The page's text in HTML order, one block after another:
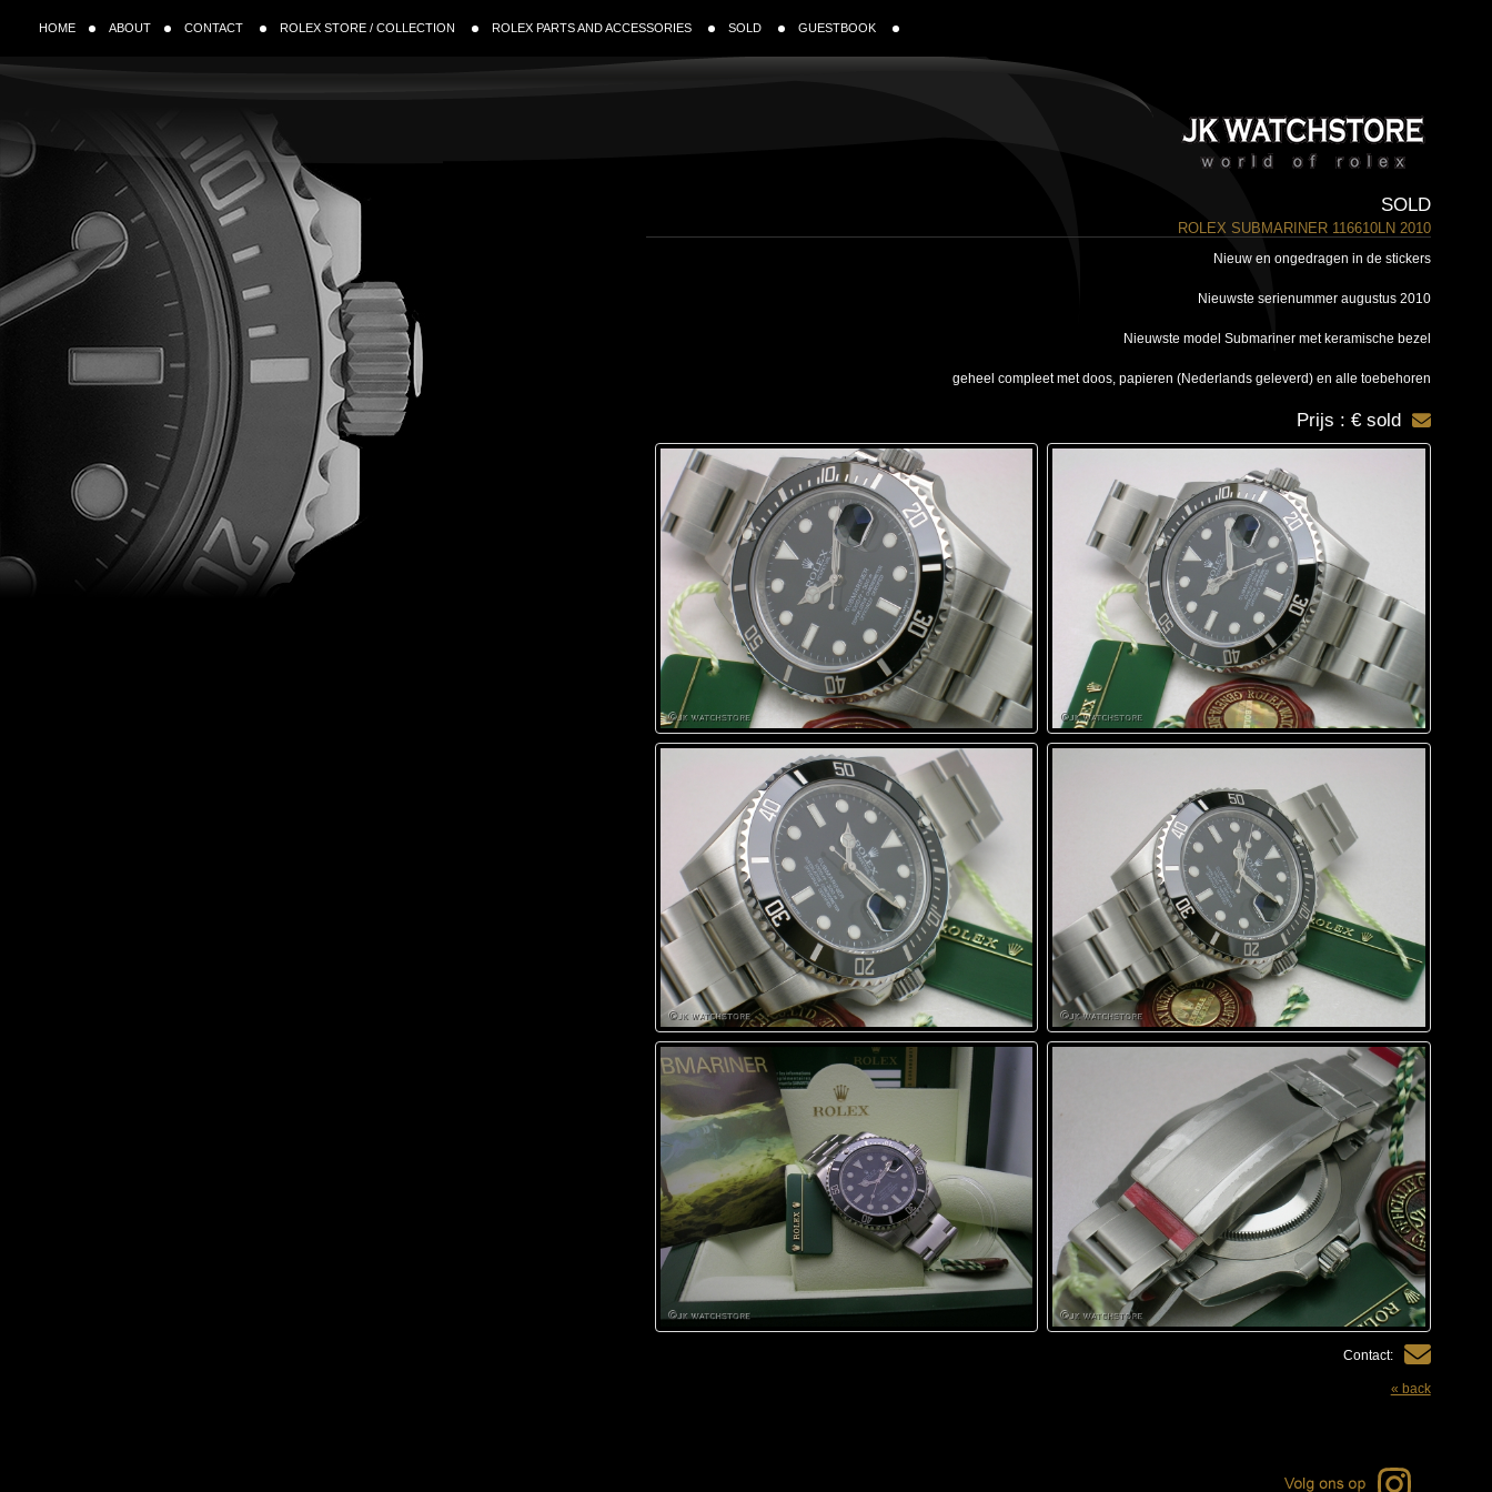
HOME ABOUT CONTACT ROLEX STORE / COLLECTION ROLEX PARTS AND ACCESSORIES SOLD GUESTBOOK
SOLD
ROLEX SUBMARINER 116610LN 2010
Nieuw en ongedragen in de stickers
Nieuwste serienummer augustus 2010
Nieuwste model Submariner met keramische bezel
geheel compleet met doos, papieren (Nederlands geleverd) en alle toebehoren
Prijs : € sold
Contact:
« back